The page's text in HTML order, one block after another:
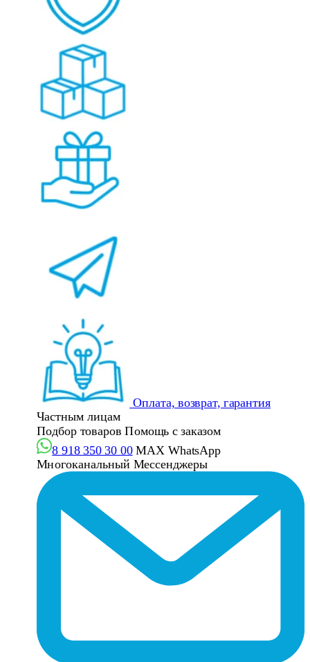
Оплата, возврат, гарантия
Частным лицам
Подбор товаров Помощь с заказом
8 918 350 30 00 MAX WhatsApp
Многоканальный Мессенджеры